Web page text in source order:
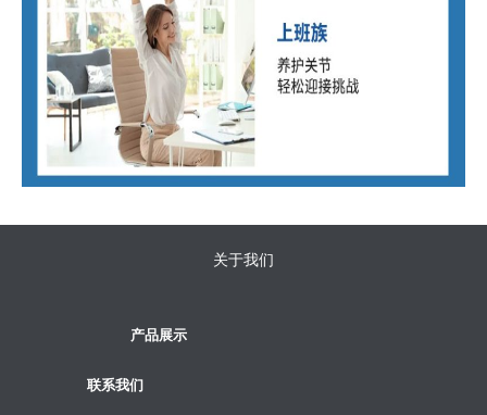
关于我们
产品展示
联系我们